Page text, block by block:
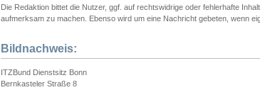
Die Redaktion bittet die Nutzer, ggf. auf rechtswidrige oder fehlerhafte
aufmerksam zu machen. Ebenso wird um eine Nachricht gebeten, wenn
Bildnachweis:
ITZBund Dienstsitz Bonn
Bernkasteler Straße 8